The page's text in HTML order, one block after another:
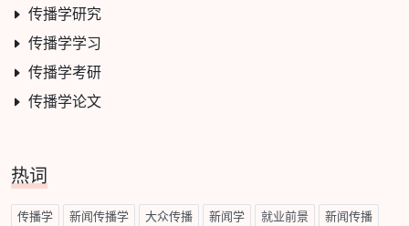
传播学研究
传播学学习
传播学考研
传播学论文
热词
传播学 新闻传播学 大众传播 新闻学 就业前景 新闻传播